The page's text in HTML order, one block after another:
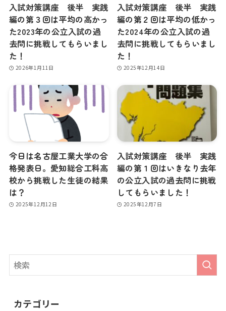
入試対策講座 後半 実践
編の第３回は平均の高かっ
た2023年の公立入試の過
去問に挑戦してもらいまし
た！
2026年1月11日
入試対策講座 後半 実践
編の第２回は平均の低かっ
た2024年の公立入試の過
去問に挑戦してもらいまし
た！
2025年12月14日
今日は名古屋工業大学の合
格発表日。愛知総合工科高
校から挑戦した生徒の結果
は？
2025年12月12日
入試対策講座 後半 実践
編の第１回はいきなり去年
の公立入試の過去問に挑戦
してもらいました！
2025年12月7日
カテゴリー